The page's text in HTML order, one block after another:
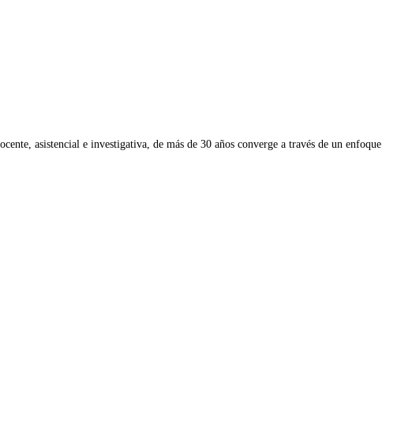
asistencial e investigativa, de más de 30 años converge a través de un enfoque